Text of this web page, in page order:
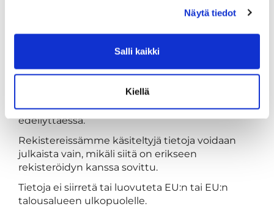
Näytä tiedot
Salli kaikki
Kiellä
vain tarjotakseen erikseen sovitut palvelut
rekisterinpitäjälle. Näiden palveluntarjoajien
kanssa olemme tehneet tietosuoja-asetuksen
edellytysten mukaisen sopimuksen.
Rekisterinpitäjä ei muutoin luovuta annettuja
on kuitenkin oikeus luovuttaa tietoja
lainsäädännön tai viranomaismääräyksen niin
edellyttäessä.
Rekistereissämme käsiteltyjä tietoja voidaan
julkaista vain, mikäli siitä on erikseen
rekisteröidyn kanssa sovittu.
Tietoja ei siirretä tai luovuteta EU:n tai EU:n
talousalueen ulkopuolelle.